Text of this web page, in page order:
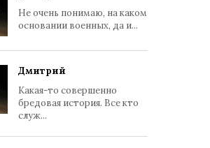
Не очень понимаю, на каком
основании военных, да и...
Дмитрий
Какая-то совершенно
бредовая история. Все кто
служ...